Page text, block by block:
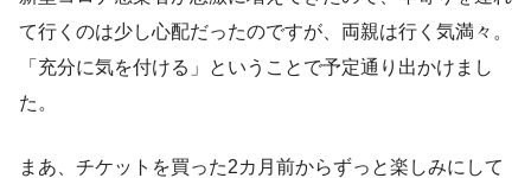
て行くのは少し心配だったのですが、両親は行く気満々。
「充分に気を付ける」ということで予定通り出かけまし
た。
まあ、チケットを買った2カ月前からずっと楽しみにして